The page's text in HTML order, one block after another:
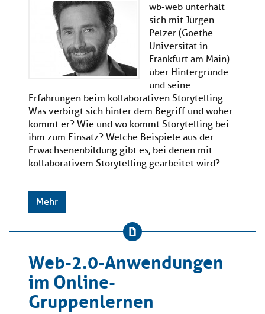
wb-web unterhält
sich mit Jürgen
Pelzer (Goethe
Universität in
Frankfurt am Main)
über Hintergründe
und seine
Erfahrungen beim kollaborativen Storytelling.
Was verbirgt sich hinter dem Begriff und woher
kommt er? Wie und wo kommt Storytelling bei
ihm zum Einsatz? Welche Beispiele aus der
Erwachsenenbildung gibt es, bei denen mit
kollaborativem Storytelling gearbeitet wird?
Mehr
Web-2.0-Anwendungen
im Online-
Gruppenlernen